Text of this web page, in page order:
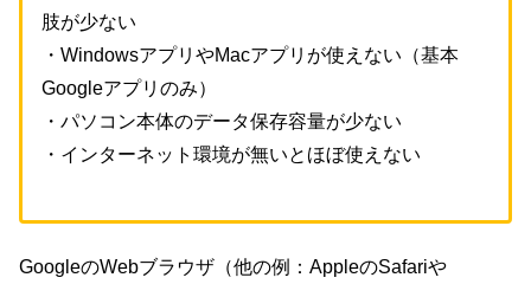
肢が少ない
・WindowsアプリやMacアプリが使えない（基本
Googleアプリのみ）
・パソコン本体のデータ保存容量が少ない
・インターネット環境が無いとほぼ使えない
GoogleのWebブラウザ（他の例：AppleのSafariや